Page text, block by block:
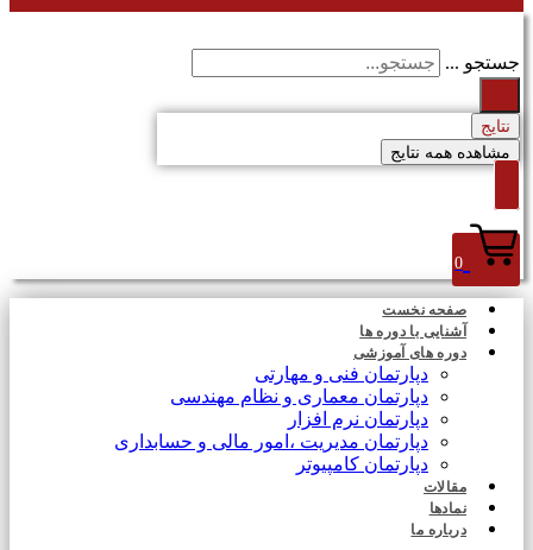
جستجو ...
نتایج
مشاهده همه نتایج
صفحه نخست
آشنایی با دوره ها
دوره های آموزشی
دپارتمان فنی و مهارتی
دپارتمان معماری و نظام مهندسی
دپارتمان نرم افزار
دپارتمان مدیریت ،امور مالی و حسابداری
دپارتمان کامپیوتر
مقالات
نمادها
درباره ما